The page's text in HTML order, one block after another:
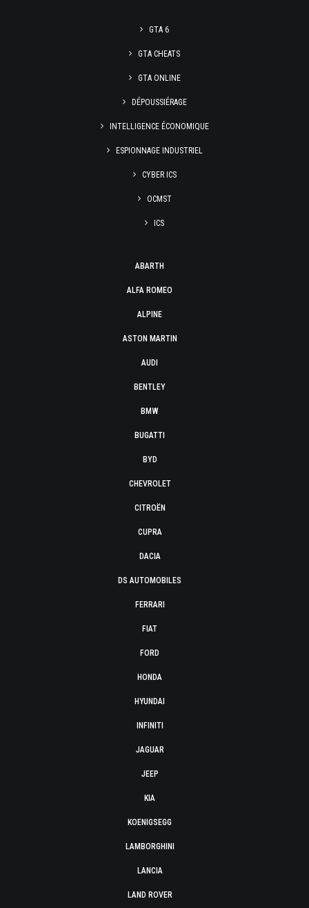
GTA 6
GTA CHEATS
GTA ONLINE
DÉPOUSSIÉRAGE
INTELLIGENCE ÉCONOMIQUE
ESPIONNAGE INDUSTRIEL
CYBER ICS
OCMST
ICS
ABARTH
ALFA ROMEO
ALPINE
ASTON MARTIN
AUDI
BENTLEY
BMW
BUGATTI
BYD
CHEVROLET
CITROËN
CUPRA
DACIA
DS AUTOMOBILES
FERRARI
FIAT
FORD
HONDA
HYUNDAI
INFINITI
JAGUAR
JEEP
KIA
KOENIGSEGG
LAMBORGHINI
LANCIA
LAND ROVER